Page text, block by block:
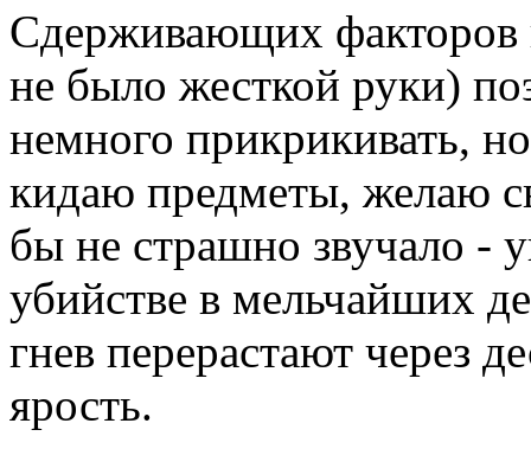
Сдерживающих факторов
не было жесткой руки)
немного прикрикивать,
кидаю предметы, желаю
бы не страшно звучало -
убийстве в мельчайших
гнев перерастают через
ярость.